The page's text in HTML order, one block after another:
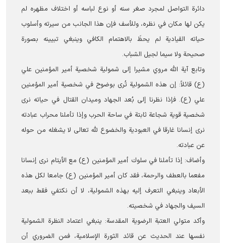
دائرة التواصل لمجرد صغر سنه أو نوع لباسه أو اختلاف مظهره لم
يكن لها مكان في نظره، وللأسف فإن هذا الجانب من سيرته وأسلوب
حياته القيادية لم يحظَ بالاهتمام الكافي وينبغي تبيينه بصورة
صحيحة ولا سيما لجيل الشباب.
وتابع آية الله مروي مشيرا إلى شمولية شخصية أمير المؤمنين علي
(ع) قائلاً: إن هذه الشمولية تُرى بوضوح في شخصية أمير المؤمنين
علي (ع). فإذا نظرنا إلى بُعد الجهاد وميدان القتال في حياته نرى
شخصية قوية شجاعة ثابتة في ساحة الحرب وإذا تأملنا محراب عبادته
نرى إنسانا غارقا في العبودية والخضوع لله تعالى لا یشغله من حوله
عن عبادته.
وأضاف: إذا تأملنا في سلوك أمير المؤمنين (ع) مع الأيتام نرى إنسانا
مفعما بالعطف والرحمة، فقد كان أمير المؤمنين (ع) جامعا لكل هذه
الأبعاد وينبغي التعرف إليه بهذه الشمولية، لا أن نكتفي فقط ببعد
السيف والجهاد في شخصيته.
وأكد متولي العتبة الرضوية المقدسة: ينبغي اعتماد النظرة الشمولية
نفسها عند الحديث عن قائد الثورة الإسلامية، فمن الضروري أن